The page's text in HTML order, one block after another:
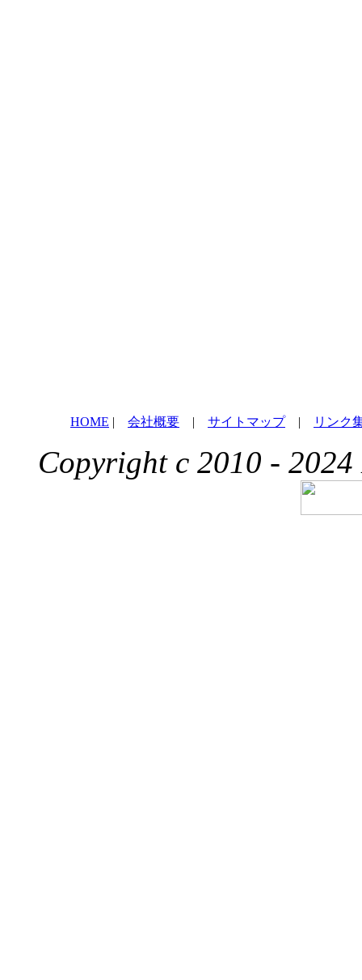
HOME | 会社概要 | サイトマップ| リンク
Copyright c 2010 - 2024